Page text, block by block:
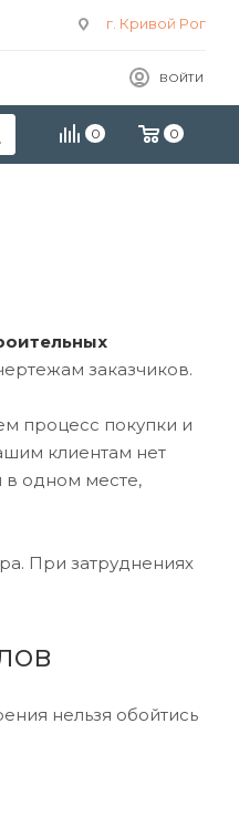
г. Кривой Рог
ВОЙТИ
0 0
заказчиков.
процесс покупки и
клиентам нет
в одном месте,
При затруднениях
нельзя обойтись